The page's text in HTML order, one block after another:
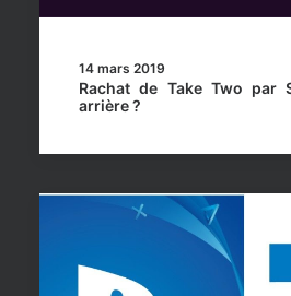
14 mars 2019
Rachat de Take Two par
arrière ?